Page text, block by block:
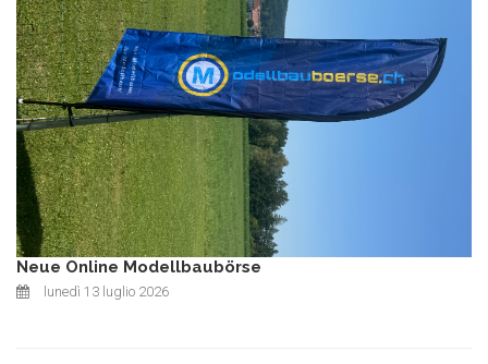
Neue Online Modellbaubörse
lunedì 13 luglio 2026